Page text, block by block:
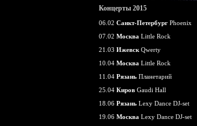
Концерты 2015
06.02 Санкт-Петербург Phoenix
07.02 Москва Little Rock
21.03 Ижевск Qwerty
10.04 Москва Little Rock
11.04 Рязань Планетарий
25.04 Киров Gaudi Hall
18.06 Рязань Lexy Dance DJ-set
19.06 Москва Lexy Dance DJ-set